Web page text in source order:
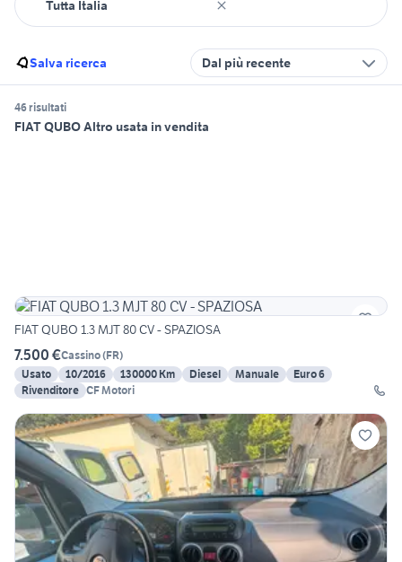
Salva ricerca Dal più recente
46 risultati
FIAT QUBO Altro usata in vendita
FIAT QUBO 1.3 MJT 80 CV - SPAZIOSA
7.500 €Cassino(FR)
Usato
10/2016 130000 Km Diesel Manuale
Euro 6
Rivenditore CF Motori